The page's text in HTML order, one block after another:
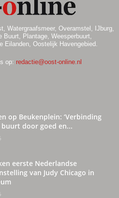
Watergraafsmeer, Overamstel, IJburg,
Buurt, Plantage, Weesperbuurt,
Eilanden, Oostelijk Havengebied.
op: redactie@oost-online.nl
op Beukenplein: ‘Verbinding
door goed en...
eerste Nederlandse
van Judy Chicago in